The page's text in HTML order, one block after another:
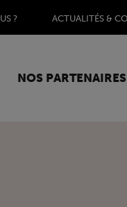
? ACTUALITÉS &
NOS PARTENAIRES